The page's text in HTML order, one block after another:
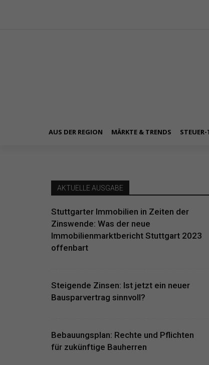
AUS DER REGION MÄRKTE & TRENDS
AKTUELLE AUSGABE
Stuttgarter Immobilien in Zeiten der
Zinswende: Was der neue
Immobilienmarktbericht Stuttgart 2023
offenbart
Steigende Zinsen: Ist jetzt ein neuer
Bausparvertrag sinnvoll?
Bebauungsplan: Rechte und Pflichten
für zukünftige Bauherren